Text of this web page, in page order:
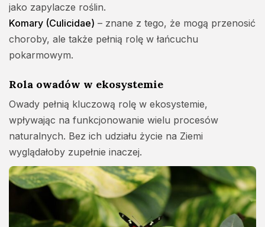
jako zapylacze roślin.
Komary (Culicidae) – znane z tego, że mogą przenosić
choroby, ale także pełnią rolę w łańcuchu
pokarmowym.
Rola owadów w ekosystemie
Owady pełnią kluczową rolę w ekosystemie,
wpływając na funkcjonowanie wielu procesów
naturalnych. Bez ich udziału życie na Ziemi
wyglądałoby zupełnie inaczej.